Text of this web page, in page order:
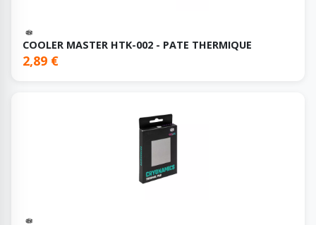
COOLER MASTER HTK-002 - PATE THERMIQUE
2,89 €